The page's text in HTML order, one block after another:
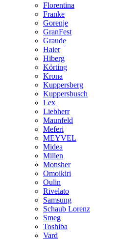
Florentina
Franke
Gorenje
GranFest
Graude
Haier
Hiberg
Körting
Krona
Kuppersberg
Kuppersbusch
Lex
Liebherr
Maunfeld
Meferi
MEYVEL
Midea
Millen
Monsher
Omoikiri
Oulin
Rivelato
Samsung
Schaub Lorenz
Smeg
Toshiba
Vard